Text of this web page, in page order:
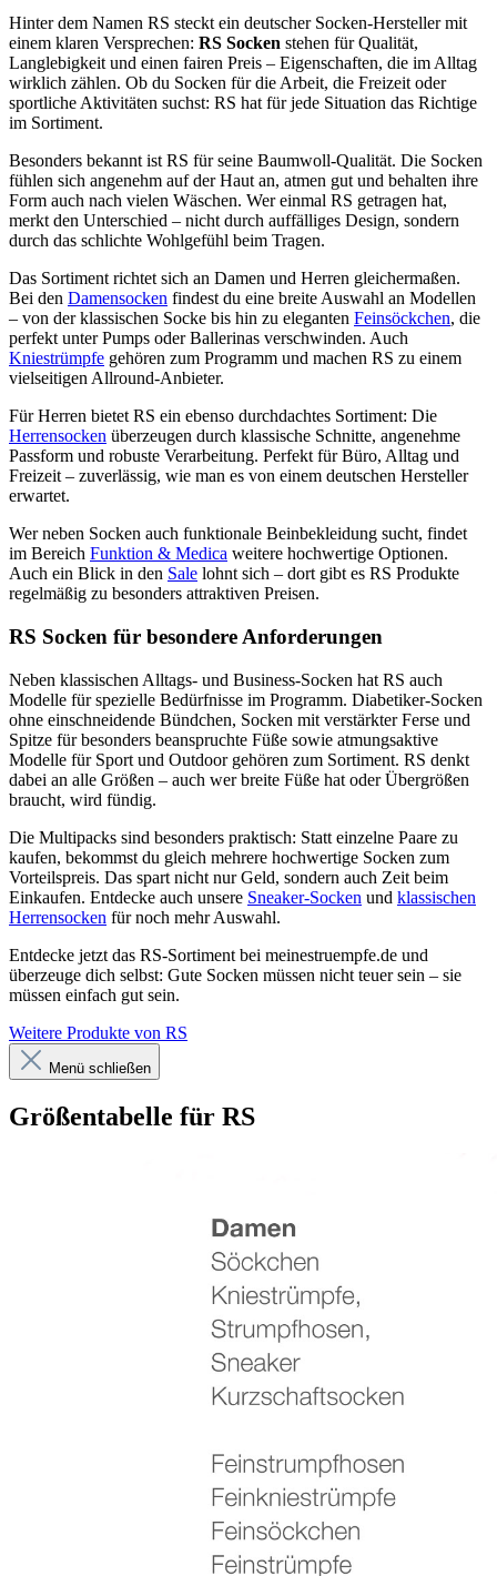
Hinter dem Namen RS steckt ein deutscher Socken-Hersteller mit
einem klaren Versprechen: RS Socken stehen für Qualität,
Langlebigkeit und einen fairen Preis – Eigenschaften, die im Alltag
wirklich zählen. Ob du Socken für die Arbeit, die Freizeit oder
sportliche Aktivitäten suchst: RS hat für jede Situation das Richtige
im Sortiment.
Besonders bekannt ist RS für seine Baumwoll-Qualität. Die Socken
fühlen sich angenehm auf der Haut an, atmen gut und behalten ihre
Form auch nach vielen Wäschen. Wer einmal RS getragen hat,
merkt den Unterschied – nicht durch auffälliges Design, sondern
durch das schlichte Wohlgefühl beim Tragen.
Das Sortiment richtet sich an Damen und Herren gleichermaßen.
Bei den Damensocken findest du eine breite Auswahl an Modellen
– von der klassischen Socke bis hin zu eleganten Feinsöckchen, die
perfekt unter Pumps oder Ballerinas verschwinden. Auch
Kniestrümpfe gehören zum Programm und machen RS zu einem
vielseitigen Allround-Anbieter.
Für Herren bietet RS ein ebenso durchdachtes Sortiment: Die
Herrensocken überzeugen durch klassische Schnitte, angenehme
Passform und robuste Verarbeitung. Perfekt für Büro, Alltag und
Freizeit – zuverlässig, wie man es von einem deutschen Hersteller
erwartet.
Wer neben Socken auch funktionale Beinbekleidung sucht, findet
im Bereich Funktion & Medica weitere hochwertige Optionen.
Auch ein Blick in den Sale lohnt sich – dort gibt es RS Produkte
regelmäßig zu besonders attraktiven Preisen.
RS Socken für besondere Anforderungen
Neben klassischen Alltags- und Business-Socken hat RS auch
Modelle für spezielle Bedürfnisse im Programm. Diabetiker-Socken
ohne einschneidende Bündchen, Socken mit verstärkter Ferse und
Spitze für besonders beanspruchte Füße sowie atmungsaktive
Modelle für Sport und Outdoor gehören zum Sortiment. RS denkt
dabei an alle Größen – auch wer breite Füße hat oder Übergrößen
braucht, wird fündig.
Die Multipacks sind besonders praktisch: Statt einzelne Paare zu
kaufen, bekommst du gleich mehrere hochwertige Socken zum
Vorteilspreis. Das spart nicht nur Geld, sondern auch Zeit beim
Einkaufen. Entdecke auch unsere Sneaker-Socken und klassischen
Herrensocken für noch mehr Auswahl.
Entdecke jetzt das RS-Sortiment bei meinestruempfe.de und
überzeuge dich selbst: Gute Socken müssen nicht teuer sein – sie
müssen einfach gut sein.
Weitere Produkte von RS
Menü schließen
Größentabelle für RS